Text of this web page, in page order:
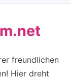
freundlichen
Hier dreht